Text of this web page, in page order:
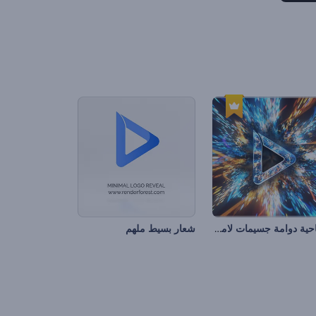
افتتاحية دوامة جسيمات لامعة شعار بسيط ملهم